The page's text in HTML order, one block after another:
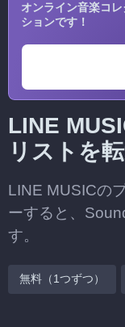
オンライン音楽コ
ションです！
LINE
リストを
LINE MUSICの
ーすると、
す。
無料（1つずつ）